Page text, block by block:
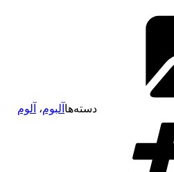
دسته‌ها آلبوم، آلوم